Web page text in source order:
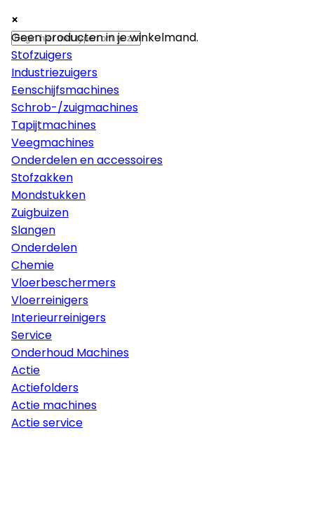
×
Machines
Stofzuigers
Industriezuigers
Eenschijfsmachines
Schrob-/zuigmachines
Tapijtmachines
Veegmachines
Onderdelen en accessoires
Stofzakken
Mondstukken
Zuigbuizen
Slangen
Onderdelen
Chemie
Vloerbeschermers
Vloerreinigers
Interieurreinigers
Service
Onderhoud Machines
Actie
Actiefolders
Actie machines
Actie service
×
×
Geen producten in je winkelmand.